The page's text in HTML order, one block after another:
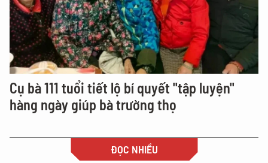
Cụ bà 111 tuổi tiết lộ bí quyết "tập luyện"
hàng ngày giúp bà trường thọ
ĐỌC NHIỀU